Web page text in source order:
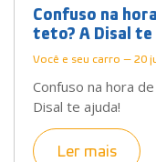
Confuso na
teto? A Disal te
Você e seu carro — 20
Confuso na hora
Disal te ajuda!
Ler mais